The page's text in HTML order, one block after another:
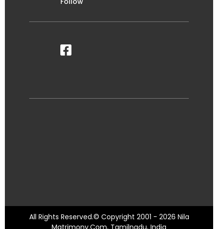
All Rights Reserved.© Copyright 2001 - 2026 Nila
Matrimony.Com, Tamilnadu, India